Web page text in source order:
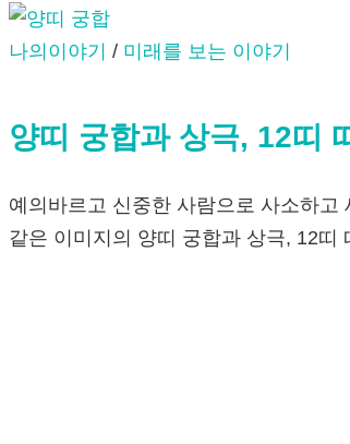
나의이야기 / 미래를 보는 이야기
양띠 궁합과 상극, 12띠
예의바르고 신중한 사람으로 사소하
같은 이미지의 양띠 궁합과 상극, 12